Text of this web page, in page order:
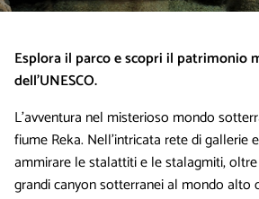
Esplora il parco e scopri il patrimonio
dell’UNESCO.
L’avventura nel misterioso mondo
fiume Reka. Nell’intricata rete di gallerie
ammirare le stalattiti e le stalagmiti,
grandi canyon sotterranei al mondo alto